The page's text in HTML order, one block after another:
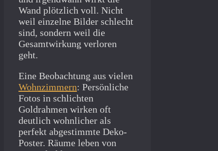
Wand plötzlich voll. Nicht
weil einzelne Bilder schlecht
sind, sondern weil die
Gesamtwirkung verloren
geht.
Eine Beobachtung aus vielen
Wohnzimmern: Persönliche
Fotos in schlichten
Goldrahmen wirken oft
deutlich wohnlicher als
perfekt abgestimmte Deko-
Poster. Räume leben von